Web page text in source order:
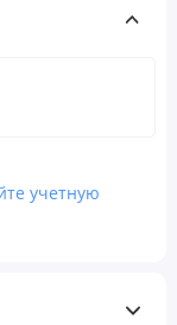
сахар без
учетную